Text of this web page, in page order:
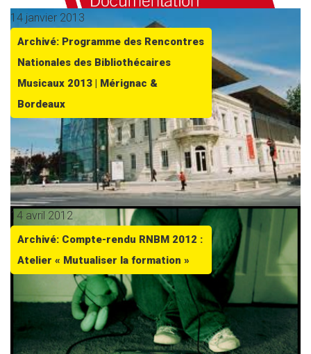
14 janvier 2013
Archivé: Programme des Rencontres
Nationales des Bibliothécaires
Musicaux 2013 | Mérignac &
Bordeaux
14 avril 2012
Archivé: Compte-rendu RNBM 2012 :
Atelier « Mutualiser la formation »